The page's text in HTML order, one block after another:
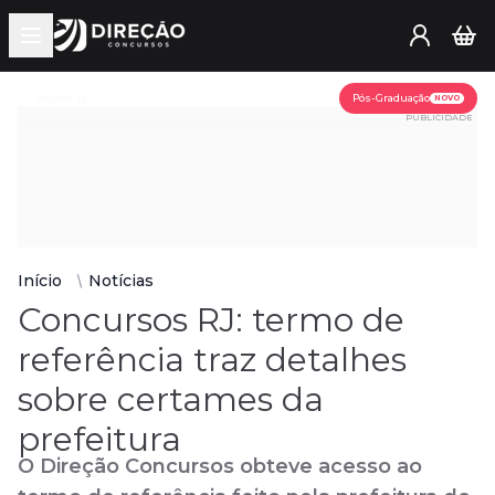
Open main menu
Pós-Graduação NOVO
PUBLICIDADE
Início Notícias
Concursos RJ: termo de
referência traz detalhes
sobre certames da
prefeitura
O Direção Concursos obteve acesso ao